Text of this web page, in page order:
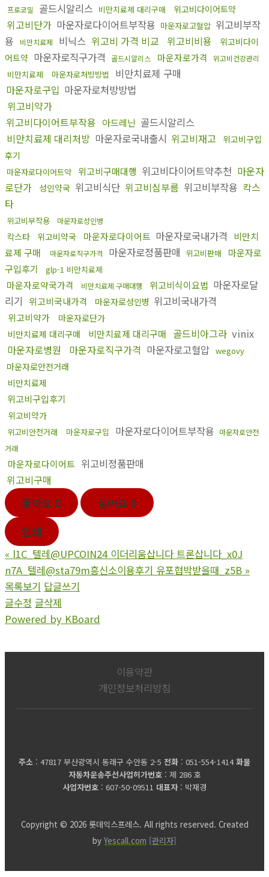
프로코밀 골드시알리스 비만치료제 대리구매 위고비다이어트약
위고비단가 마운자로다이어트부작용 마운자로고혈압 위고비부작
용
비만치료제 비닉스 위고비 가격 비교 위고비비용
위고비다이
어트약 마운자로직구가격 골드시알리스 마운자로가격 위고비건강관리
비만치료제 마운자로처방방법
비만치료제 구매
마운자로구입 마운자로처방방법
위고비약가
위고비다이어트부작용 아드레닌 골드시알리스
비만치료제 대리처방 마운자로국내출시 위고비재고
위고비구입
후기
마운자로다이어트약 위고비구매대행 위고비다이어트약추천 마운자
로단가
성인약국 위고비식단 위고비심부름 위고비부작용 칵스
타
위고비부작용 마운자로성인병
칵스타 위고비약국 마운자로다이어트 마운자로국내가격
비만치
료제 구매
마운자로직구가격 마운자로정품판매 위고비판매
마운자로
구입후기
glp-1 비만치료제
마운자로약국가격 비만치료제 구매대행 위고비식이요법 마운자로달
리기
위고비국내가격 마운자로성인병 위고비국내가격
위고비약가
마운자로단가
비만치료제 대리구매
비만치료제 대리구매 골드비아그라 vinix
마운자로병원
마운자로직구가격 마운자로고혈압 wegovy
마운자로안전거래
비만치료제
위고비구입후기
위고비약가
위고비안전거래 마운자로구입 마운자로다이어트부작용 마운자로안전
거래
마운자로다이어트 위고비정품판매
위고비구매
좋아요 0 싫어요 0
인쇄
« l1C_텔레@UPCOIN24 이더리움삽니다 트론삽니다_x0J
n7A_텔레@sta79m흥신소이용후기 유포협박받을때_z5B »
목록보기 답글쓰기
글수정 글삭제
Powered by KBoard
이용약관
개인정보처리방침
주소 : 47817 부산광역시 동래구 수안동 2-5 전화 : 051-554-1414화물
자동차운송주선사업허가번호 : 제 286 호
사업자번호 : 607-50-09511 대표자 : 박재경
Copyright © 2026 롯데익스프레스. All rights reserved. Created
by Yescall.com [관리자]